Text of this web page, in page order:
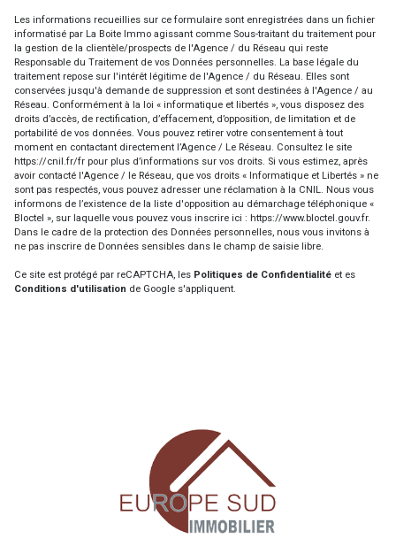
Les informations recueillies sur ce formulaire sont enregistrées dans un fichier
informatisé par La Boite Immo agissant comme Sous-traitant du traitement pour
la gestion de la clientèle/prospects de l'Agence / du Réseau qui reste
Responsable du Traitement de vos Données personnelles. La base légale du
traitement repose sur l'intérêt légitime de l'Agence / du Réseau. Elles sont
conservées jusqu'à demande de suppression et sont destinées à l'Agence / au
Réseau. Conformément à la loi « informatique et libertés », vous disposez des
droits d’accès, de rectification, d’effacement, d’opposition, de limitation et de
portabilité de vos données. Vous pouvez retirer votre consentement à tout
moment en contactant directement l’Agence / Le Réseau. Consultez le site
https://cnil.fr/fr pour plus d’informations sur vos droits. Si vous estimez, après
avoir contacté l'Agence / le Réseau, que vos droits « Informatique et Libertés » ne
sont pas respectés, vous pouvez adresser une réclamation à la CNIL. Nous vous
informons de l’existence de la liste d'opposition au démarchage téléphonique «
Bloctel », sur laquelle vous pouvez vous inscrire ici : https://www.bloctel.gouv.fr.
Dans le cadre de la protection des Données personnelles, nous vous invitons à
ne pas inscrire de Données sensibles dans le champ de saisie libre.
Ce site est protégé par reCAPTCHA, les Politiques de Confidentialité et es
Conditions d'utilisation de Google s'appliquent.